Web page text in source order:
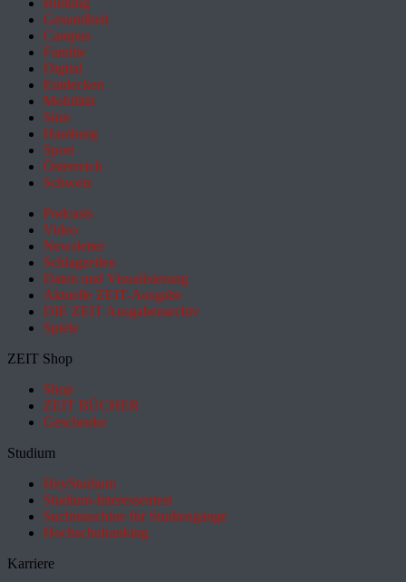
Bildung
Gesundheit
Campus
Familie
Digital
Entdecken
Mobilität
Sinn
Hamburg
Sport
Österreich
Schweiz
Podcasts
Video
Newsletter
Schlagzeilen
Daten und Visualisierung
Aktuelle ZEIT-Ausgabe
DIE ZEIT Ausgabenarchiv
Spiele
ZEIT Shop
Shop
ZEIT BÜCHER
Geschenke
Studium
HeyStudium
Studium-Interessentest
Suchmaschine für Studiengänge
Hochschulranking
Karriere